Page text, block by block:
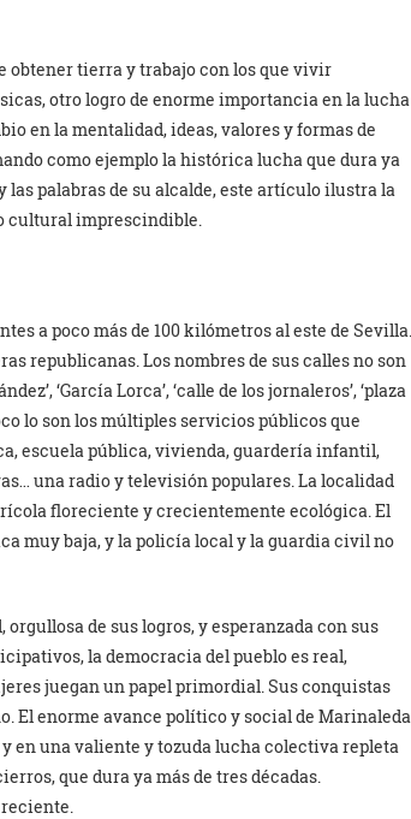
obtener tierra y trabajo con los que vivir
otro logro de enorme importancia en la lucha
en la mentalidad, ideas, valores y formas de
como ejemplo la histórica lucha que dura ya
las palabras de su alcalde, este artículo ilustra la
cultural imprescindible.
a poco más de 100 kilómetros al este de Sevilla.
republicanas. Los nombres de sus calles no son
‘García Lorca’, ‘calle de los jornaleros’, ‘plaza
lo son los múltiples servicios públicos que
escuela pública, vivienda, guardería infantil,
una radio y televisión populares. La localidad
floreciente y crecientemente ecológica. El
muy baja, y la policía local y la guardia civil no
de sus logros, y esperanzada con sus
la democracia del pueblo es real,
juegan un papel primordial. Sus conquistas
El enorme avance político y social de Marinaleda
en una valiente y tozuda lucha colectiva repleta
que dura ya más de tres décadas.